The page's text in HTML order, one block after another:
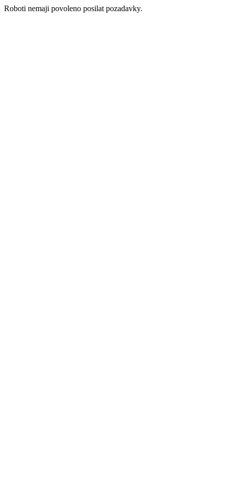
Roboti nemaji povoleno posilat pozadavky.